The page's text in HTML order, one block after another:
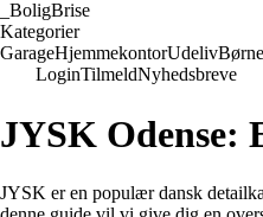
BoligBrise
Kategorier
GarageHjemmekontorUdeliv
LoginTilmeldNyhedsbreve
JYSK Odense:
JYSK er en populær dansk